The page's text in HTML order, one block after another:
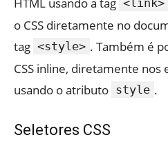
HTML usando a tag <link>
o CSS diretamente no
tag <style> . Também é
CSS inline, diretamente nos
usando o atributo style .
Seletores CSS